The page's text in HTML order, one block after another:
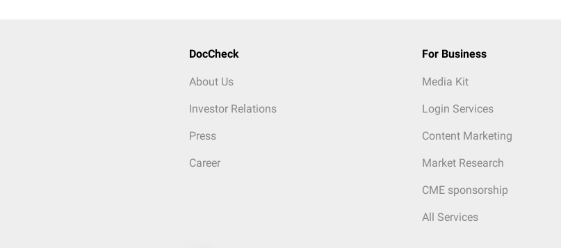
DocCheck
About Us
Investor Relations
Press
Career
For Business
Media Kit
Login Services
Content Marketing
Market Research
CME sponsorship
All Services